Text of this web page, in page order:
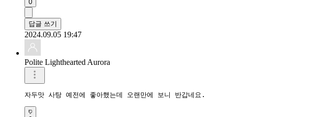
0
답글 쓰기
2024.09.05 19:47
Polite Lighthearted Aurora
자두맛 사탕 예전에 좋아했는데 오랜만에 보니 반갑네요.